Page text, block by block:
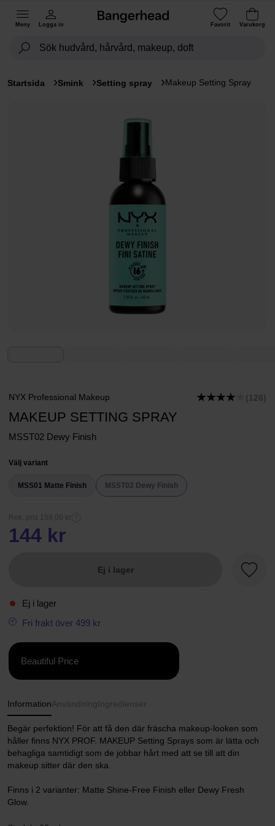
Meny Logga in Favorit Varukorg
Startsida Smink Setting spray Makeup Setting Spray
NYX Professional Makeup (126)
MAKEUP SETTING SPRAY
MSST02 Dewy Finish
Välj variant
MSS01 Matte Finish MSST02 Dewy Finish
Rek. pris 159,00 kr
144 kr
Ej i lager
Ej i lager
Fri frakt över 499 kr
Beautiful Price
InformationAnvändning Ingredienser
Begär perfektion! För att få den där fräscha makeup-looken som
håller finns NYX PROF. MAKEUP Setting Sprays som är lätta och
behagliga samtidigt som de jobbar hårt med att se till att din
makeup sitter där den ska.
Finns i 2 varianter: Matte Shine-Free Finish eller Dewy Fresh
Glow.